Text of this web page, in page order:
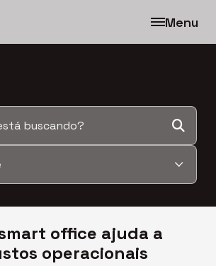
Menu
e fiscal
office ajuda a
operacionais